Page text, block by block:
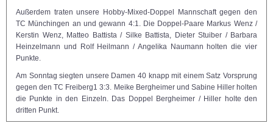
Außerdem traten unsere Hobby-Mixed-Doppel Mannschaft gegen den
TC Münchingen an und gewann 4:1. Die Doppel-Paare Markus Wenz /
Kerstin Wenz, Matteo Battista / Silke Battista, Dieter Stuiber / Barbara
Heinzelmann und Rolf Heilmann / Angelika Naumann holten die vier
Punkte.
Am Sonntag siegten unsere Damen 40 knapp mit einem Satz Vorsprung
gegen den TC Freiberg1 3:3. Meike Bergheimer und Sabine Hiller holten
die Punkte in den Einzeln. Das Doppel Bergheimer / Hiller holte den
dritten Punkt.